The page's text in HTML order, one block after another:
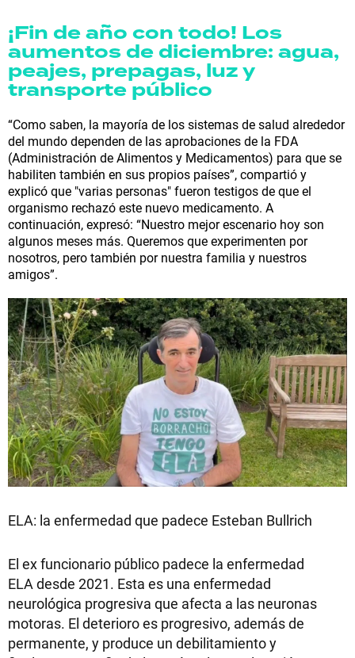
¡Fin de año con todo! Los
aumentos de diciembre: agua,
peajes, prepagas, luz y
transporte público
“Como saben, la mayoría de los sistemas de salud alrededor
del mundo dependen de las aprobaciones de la FDA
(Administración de Alimentos y Medicamentos) para que se
habiliten también en sus propios países”, compartió y
explicó que "varias personas" fueron testigos de que el
organismo rechazó este nuevo medicamento. A
continuación, expresó: “Nuestro mejor escenario hoy son
algunos meses más. Queremos que experimenten por
nosotros, pero también por nuestra familia y nuestros
amigos”.
ELA: la enfermedad que padece Esteban Bullrich
El ex funcionario público padece la enfermedad
ELA desde 2021. Esta es una enfermedad
neurológica progresiva que afecta a las neuronas
motoras. El deterioro es progresivo, además de
permanente, y produce un debilitamiento y